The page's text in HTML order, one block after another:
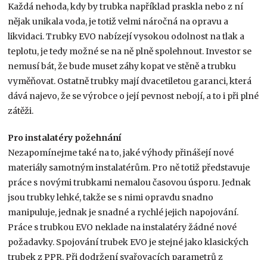
Každá nehoda, kdy by trubka například praskla nebo z ní
nějak unikala voda, je totiž velmi náročná na opravu a
likvidaci. Trubky EVO nabízejí vysokou odolnost na tlak a
teplotu, je tedy možné se na ně plně spolehnout. Investor se
nemusí bát, že bude muset záhy kopat ve stěně a trubku
vyměňovat. Ostatně trubky mají dvacetiletou garanci, která
dává najevo, že se výrobce o její pevnost nebojí, a to i při plné
zátěži.
Pro instalatéry požehnání
Nezapomínejme také na to, jaké výhody přinášejí nové
materiály samotným instalatérům. Pro ně totiž představuje
práce s novými trubkami nemalou časovou úsporu. Jednak
jsou trubky lehké, takže se s nimi opravdu snadno
manipuluje, jednak je snadné a rychlé jejich napojování.
Práce s trubkou EVO neklade na instalatéry žádné nové
požadavky. Spojování trubek EVO je stejné jako klasických
trubek z PPR. Při dodržení svařovacích parametrů z